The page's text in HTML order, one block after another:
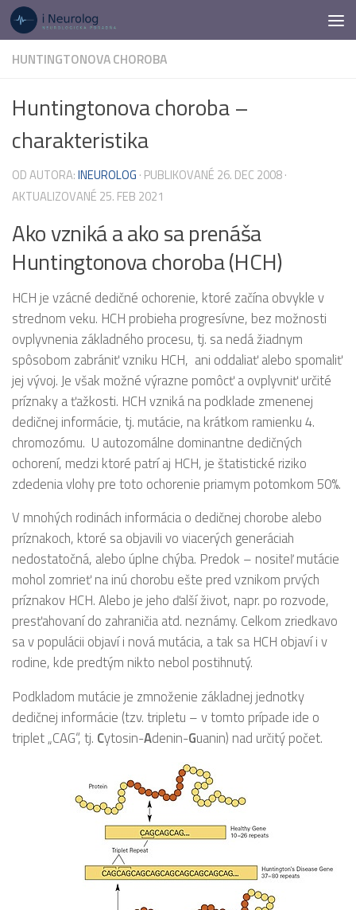
Preskočiť na obsah
HUNTINGTONOVA CHOROBA
Huntingtonova choroba –
charakteristika
OD AUTORA:INEUROLOG · PUBLIKOVANÉ 26. DEC 2008·
AKTUALIZOVANÉ 25. FEB 2021
Ako vzniká a ako sa prenáša
Huntingtonova choroba (HCH)
HCH je vzácné dedičné ochorenie, ktoré začína obvykle v
strednom veku. HCH probieha progresívne, bez možnosti
ovplyvnenia základného procesu, tj. sa nedá žiadnym
spôsobom zabrániť vzniku HCH, ani oddaliať alebo spomaliť
jej vývoj. Je však možné výrazne pomôcť a ovplyvniť určité
príznaky a ťažkosti. HCH vzniká na podklade zmenenej
dedičnej informácie, tj. mutácie, na krátkom ramienku 4.
chromozómu. U autozomálne dominantne dedičných
ochorení, medzi ktoré patrí aj HCH, je štatistické riziko
zdedenia vlohy pre toto ochorenie priamym potomkom 50%.
V mnohých rodinách informácia o dedičnej chorobe alebo
príznakoch, ktoré sa objavili vo viacerých generáciah
nedostatočná, alebo úplne chýba. Predok – nositeľ mutácie
mohol zomrieť na inú chorobu ešte pred vznikom prvých
príznakov HCH. Alebo je jeho ďalší život, napr. po rozvode,
presťahovaní do zahraničia atd. neznámy. Celkom zriedkavo
sa v populácii objaví i nová mutácia, a tak sa HCH objaví i v
rodine, kde predtým nikto nebol postihnutý.
Podkladom mutácie je zmnoženie základnej jednotky
dedičnej informácie (tzv. tripletu – v tomto prípade ide o
triplet „CAG“, tj. Cytosin-Adenin-Guanin) nad určitý počet.